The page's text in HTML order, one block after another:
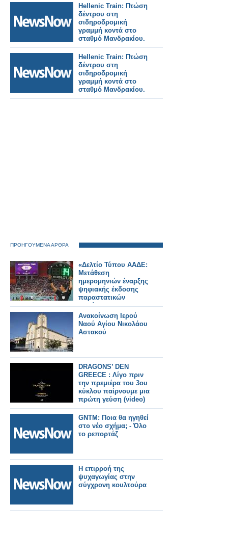
Hellenic Train: Πτώση
δέντρου στη
σιδηροδρομική
γραμμή κοντά στο
σταθμό Μανδρακίου.
Hellenic Train: Πτώση
δέντρου στη
σιδηροδρομική
γραμμή κοντά στο
σταθμό Μανδρακίου.
ΠΡΟΗΓΟΥΜΕΝΑ ΑΡΘΡΑ
«Δελτίο Τύπου ΑΑΔΕ:
Μετάθεση
ημερομηνιών έναρξης
ψηφιακής έκδοσης
παραστατικών
διακίνησης
αποθεμάτων (δελτία
αποστολής) που ήταν
προγραμματισμένη
Ανακοίνωση Ιερού
Ναού Αγίου Νικολάου
Αστακού
DRAGONS’ DEN
GREECE : Λίγο πριν
την πρεμιέρα του 3ου
κύκλου παίρνουμε μια
πρώτη γεύση (video)
GNTM: Ποια θα ηγηθεί
στο νέο σχήμα; - Όλο
το ρεπορτάζ
Η επιρροή της
ψυχαγωγίας στην
σύγχρονη κουλτούρα